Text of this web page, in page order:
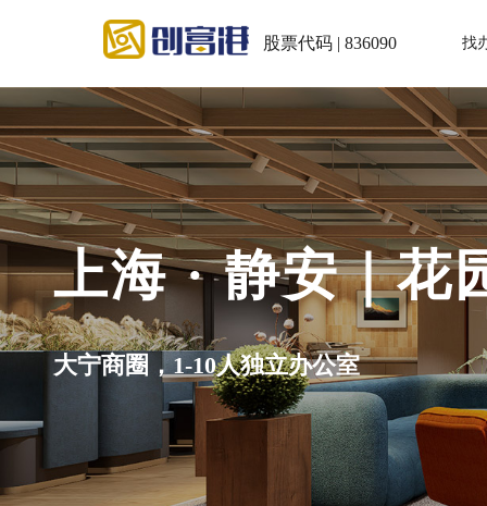
股票代码 | 836090 找
上海 · 静安｜花
大宁商圈，1-10人独立办公室